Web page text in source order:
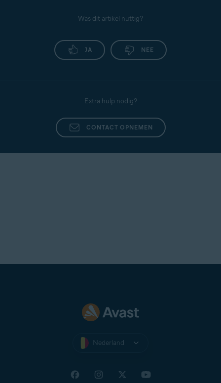
Was dit artikel nuttig?
JA NEE
Extra hulp nodig?
CONTACT OPNEMEN
Nederland